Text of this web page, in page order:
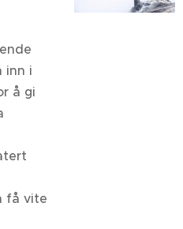
inn i
å gi
få vite